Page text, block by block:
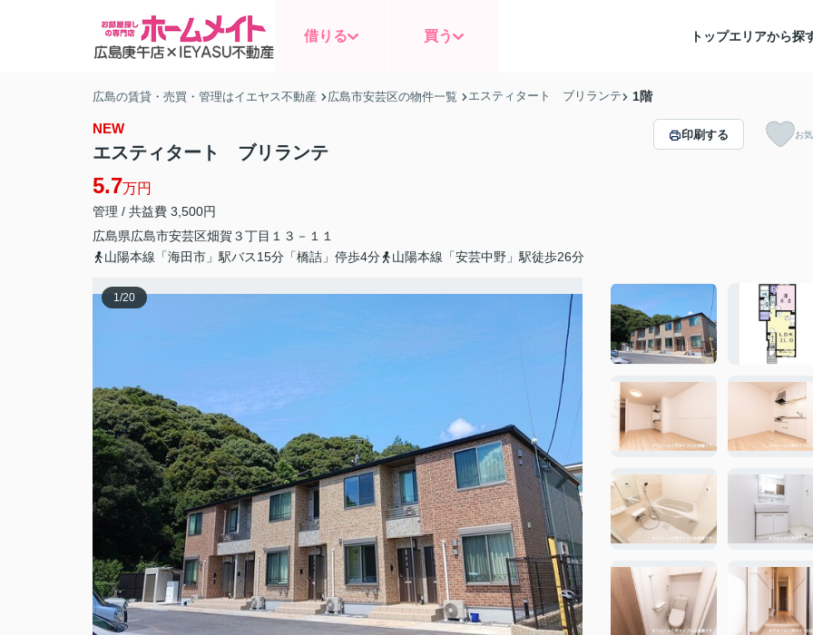
借りる 買う トップエリアから探
広島の賃貸・売買・管理はイエヤス不動産 広島市安芸区の物件一覧 エスティタート ブリランテ 1階
NEW
エスティタート ブリランテ
5.7万円
管理 / 共益費 3,500円
広島県広島市安芸区畑賀 ３丁目１３－１１
山陽本線「海田市」駅バス15分「橋詰」停歩4分
山陽本線「安芸中野」駅徒歩26分
印刷する お
1/20